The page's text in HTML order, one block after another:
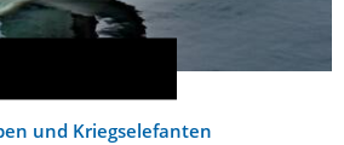
und Kriegselefanten